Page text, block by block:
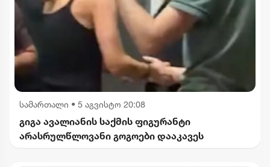
სამართალი • 5 აგვისტო 20:08
გიგა ავალიანის საქმის ფიგურანტი
არასრულწლოვანი გოგოები დააკავეს